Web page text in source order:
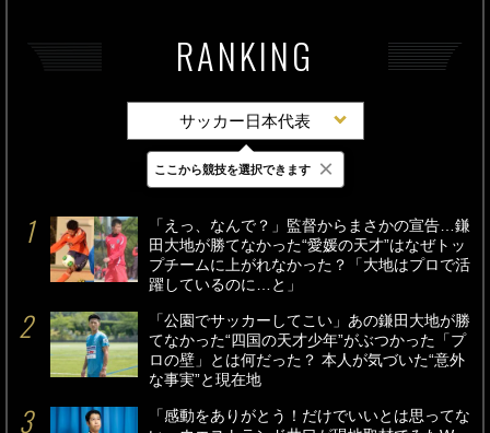
RANKING
サッカー日本代表
最新 24時間 週間
「えっ、なんで？」監督からまさかの宣告…鎌
田大地が勝てなかった“愛媛の天才”はなぜトッ
プチームに上がれなかった？「大地はプロで活
躍しているのに…と」
「公園でサッカーしてこい」あの鎌田大地が勝
てなかった“四国の天才少年”がぶつかった「プ
ロの壁」とは何だった？ 本人が気づいた“意外
な事実”と現在地
「感動をありがとう！だけでいいとは思ってな
ここから競技を選択できます ×